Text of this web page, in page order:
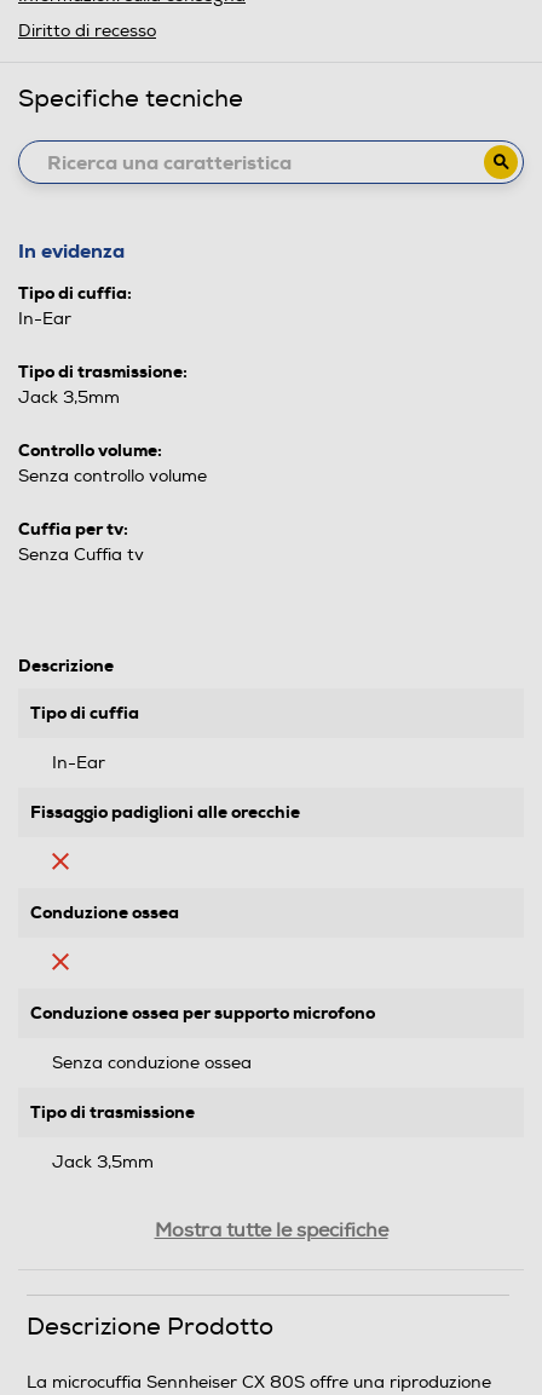
Diritto di recesso
Specifiche tecniche
In evidenza
Tipo di cuffia:
In-Ear
Tipo di trasmissione:
Jack 3,5mm
Controllo volume:
Senza controllo volume
Cuffia per tv:
Senza Cuffia tv
Descrizione
Tipo di cuffia
In-Ear
Fissaggio padiglioni alle orecchie
Conduzione ossea
Conduzione ossea per supporto microfono
Senza conduzione ossea
Tipo di trasmissione
Jack 3,5mm
Mostra tutte le specifiche
Descrizione Prodotto
La microcuffia Sennheiser CX 80S offre una riproduzione